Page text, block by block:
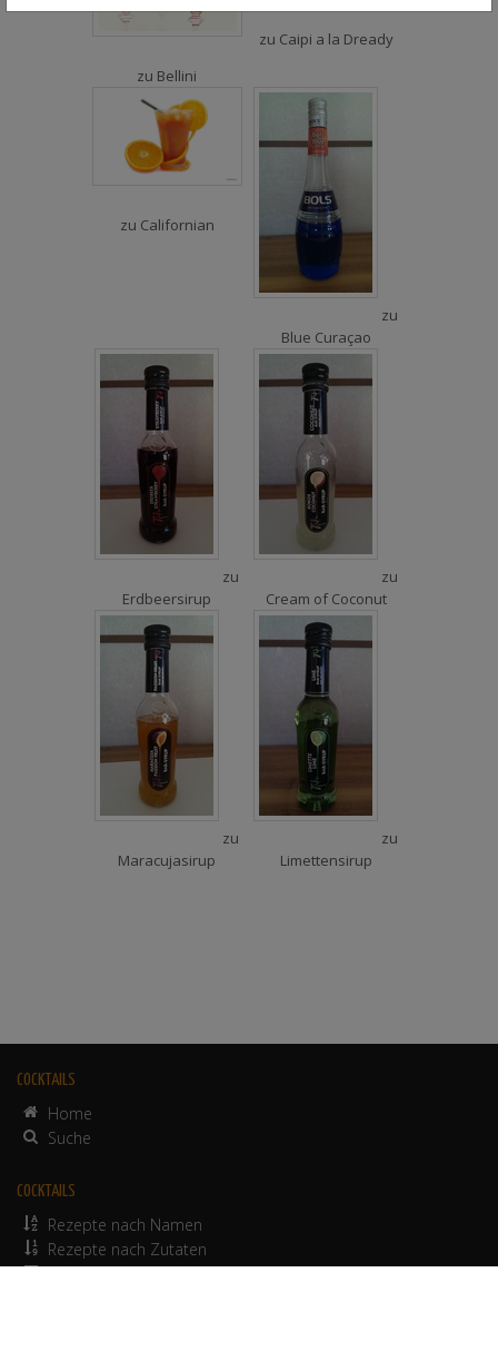
zu Bellini
zu Caipi a la Dready
zu Californian
zu
Blue Curaçao
zu
Erdbeersirup
zu
Cream of Coconut
zu
Maracujasirup
zu
Limettensirup
COCKTAILS
Home
Suche
COCKTAILS
Rezepte nach Namen
Rezepte nach Zutaten
alkoholfreie Rezepte